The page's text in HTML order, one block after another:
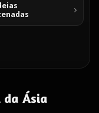
da Ásia